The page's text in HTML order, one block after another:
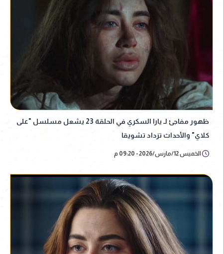
ظهور مفاجئ لـ يارا السكري في الحلقة 23 يشعل مسلسل "على
كلاي" والأحداث تزداد تشويقا
الخميس 12/مارس/2026 - 09:20 م